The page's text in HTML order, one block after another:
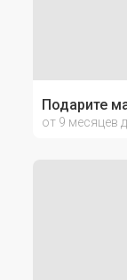
Подарите
от 9 месяцев